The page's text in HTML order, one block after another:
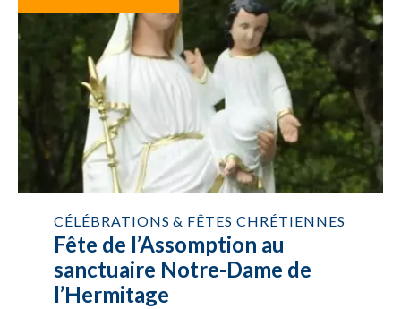
CÉLÉBRATIONS & FÊTES CHRÉTIENNES
Fête de l’Assomption au
sanctuaire Notre-Dame de
l’Hermitage